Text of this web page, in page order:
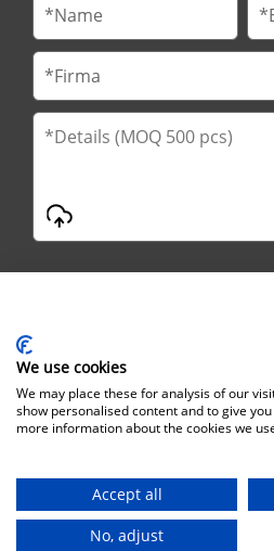
Anschrift : Nr.29 Jinfu 2. Straße,
Stadt Dongguan, Provinz
Büro adresse : No.6 Zhuangyuan
Urheberrecht©Brothersbox
vorbehalten. |
We use cookies
We may place these for analysis of our
show personalised content and to give
more information about the cookies we
Accept all
No, adjust